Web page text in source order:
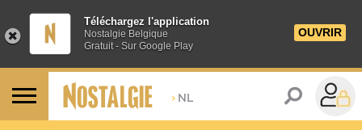
Téléchargez l'application
Nostalgie Belgique
Gratuit - Sur Google Play
OUVRIR
> NL